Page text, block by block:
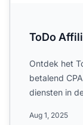
ToDo
Ontdek het
betalend
diensten in
Aug 1, 2025